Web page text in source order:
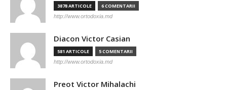
3878 ARTICOLE 6 COMENTARII
http://www.ortodoxia.md
Diacon Victor Casian
581 ARTICOLE 5 COMENTARII
http://www.ortodoxia.md
Preot Victor Mihalachi